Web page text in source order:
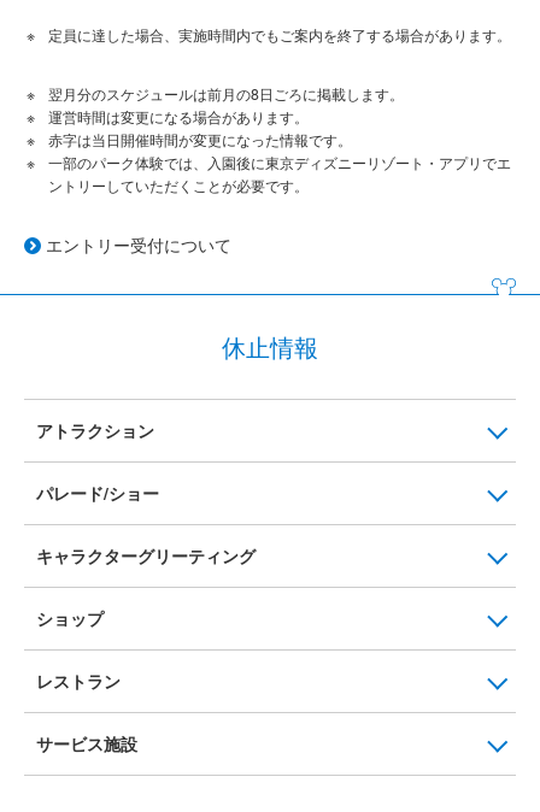
定員に達した場合、実施時間内でもご案内を終了する場合があります。
翌月分のスケジュールは前月の8日ごろに掲載します。
運営時間は変更になる場合があります。
赤字は当日開催時間が変更になった情報です。
一部のパーク体験では、入園後に東京ディズニーリゾート・アプリでエ
ントリーしていただくことが必要です。
エントリー受付について
休止情報
アトラクション
パレード/ショー
キャラクターグリーティング
ショップ
レストラン
サービス施設